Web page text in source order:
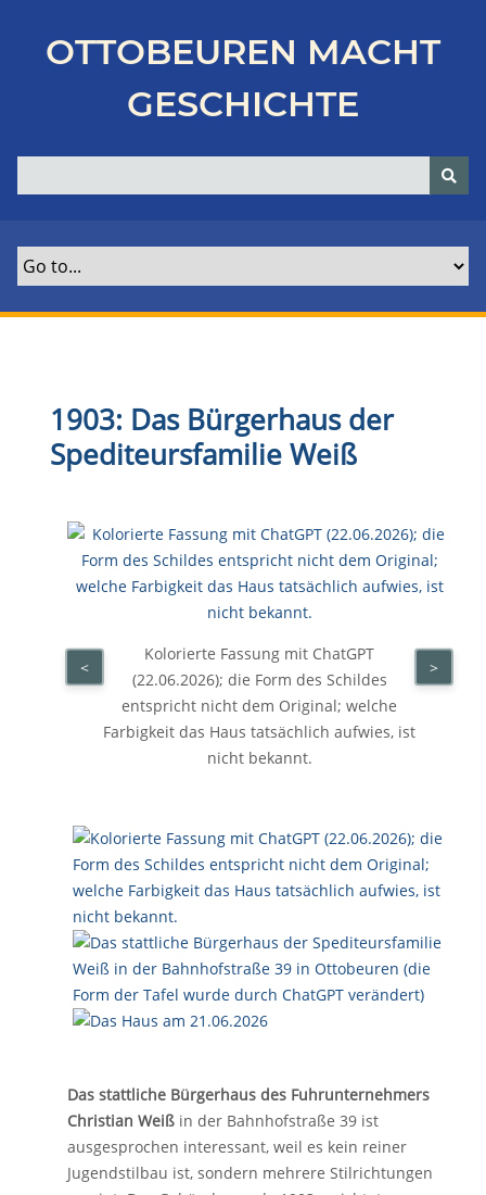
p
OTTOBEUREN MACHT
GESCHICHTE
1903: Das Bürgerhaus der
Spediteursfamilie Weiß
Kolorierte Fassung mit ChatGPT
(22.06.2026); die Form des Schildes
entspricht nicht dem Original; welche
Farbigkeit das Haus tatsächlich aufwies, ist
nicht bekannt.
< >
Das stattliche Bürgerhaus des Fuhrunternehmers
Christian Weiß in der Bahnhofstraße 39 ist
ausgesprochen interessant, weil es kein reiner
Jugendstilbau ist, sondern mehrere Stilrichtungen